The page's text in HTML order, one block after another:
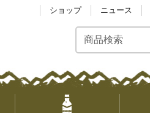
ショップ ニュース